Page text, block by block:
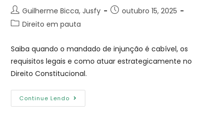
Guilherme Bicca, Jusfy
outubro 15, 2025
Direito em pauta
Saiba quando o mandado de injunção é cabível, os
requisitos legais e como atuar estrategicamente no
Direito Constitucional.
Continue Lendo